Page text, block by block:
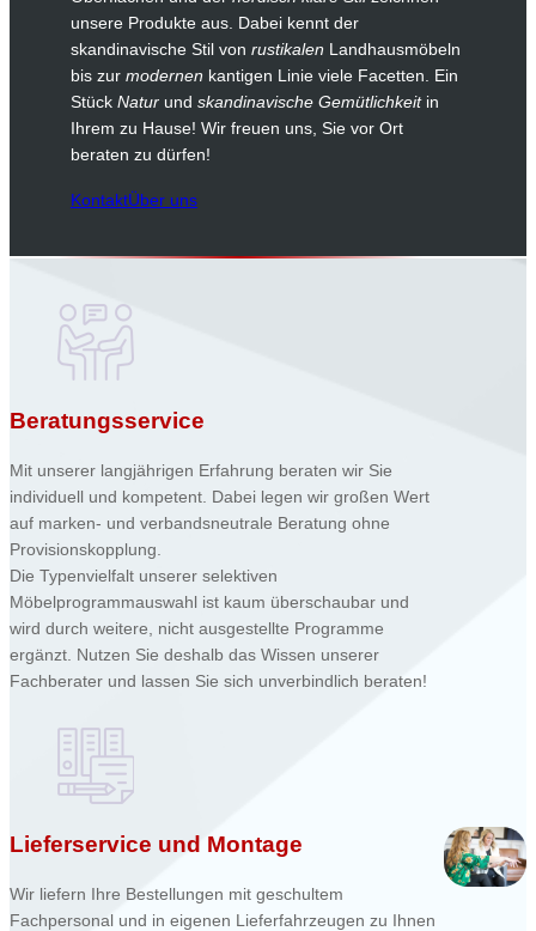
unsere Produkte aus. Dabei kennt der
skandinavische Stil von rustikalen Landhausmöbeln
bis zur modernen kantigen Linie viele Facetten. Ein
Stück Naturund skandinavische Gemütlichkeitin
Ihrem zu Hause! Wir freuen uns, Sie vor Ort
beraten zu dürfen!
KontaktÜber uns
Beratungsservice
Mit unserer langjährigen Erfahrung beraten wir Sie
individuell und kompetent. Dabei legen wir großen Wert
auf marken- und verbandsneutrale Beratung ohne
Provisionskopplung.
Die Typenvielfalt unserer selektiven
Möbelprogrammauswahl ist kaum überschaubar und
wird durch weitere, nicht ausgestellte Programme
ergänzt. Nutzen Sie deshalb das Wissen unserer
Fachberater und lassen Sie sich unverbindlich beraten!
Lieferservice und Montage
Wir liefern Ihre Bestellungen mit geschultem
Fachpersonal und in eigenen Lieferfahrzeugen zu Ihnen